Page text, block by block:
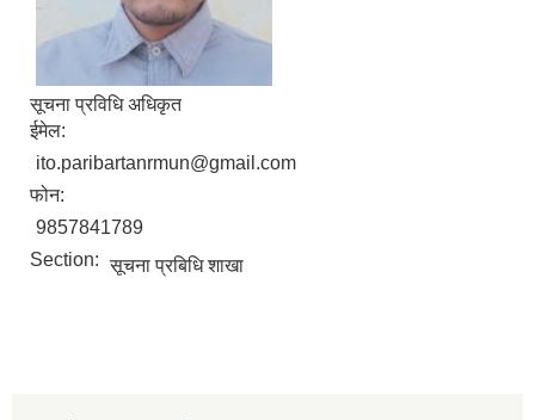
सूचना प्रविधि अधिकृत
ईमेल:
ito.paribartanrmun@gmail.com
फोन:
9857841789
Section: सूचना प्रबिधि शाखा